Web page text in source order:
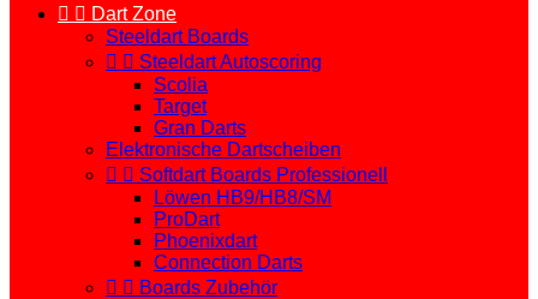
  Dart Zone
Steeldart Boards
  Steeldart Autoscoring
Scolia
Target
Gran Darts
Elektronische Dartscheiben
  Softdart Boards Professionell
Löwen HB9/HB8/SM
ProDart
Phoenixdart
Connection Darts
  Boards Zubehör